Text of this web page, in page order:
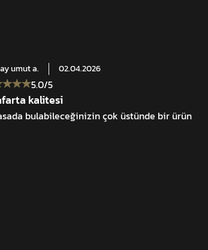
umuta. 02.04.2026
5.0/5
kalitesi
bulabileceğinizin çok üstünde bir ürün